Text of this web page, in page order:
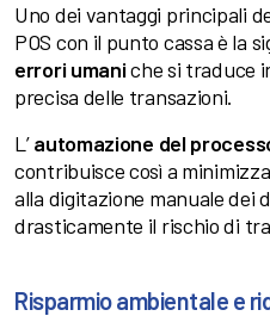
Uno dei vantaggi principali
POS con il punto cassa è la
errori umaniche si traduce
precisa delle transazioni.
L’automazione del
contribuisce così a
alla digitazione manuale dei
drasticamente il rischio di
Risparmio ambientale e